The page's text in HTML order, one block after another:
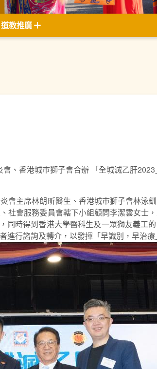
道教推廣
、香港城巿獅子會合辦 「全城滅乙肝
會主席林朗昕醫生、香港城巿獅子會林泳
社會服務委員會轄下小組顧問李潔雲女士
時得到香港大學醫科生及一眾獅友義工
行諮詢及轉介，以發揮「早識別，早治療